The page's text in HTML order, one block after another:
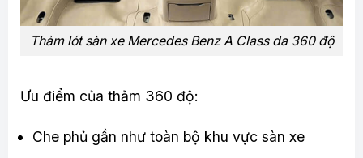
Thảm lót sàn xe Mercedes Benz A Class da 360 độ
Ưu điểm của thảm 360 độ:
Che phủ gần như toàn bộ khu vực sàn xe